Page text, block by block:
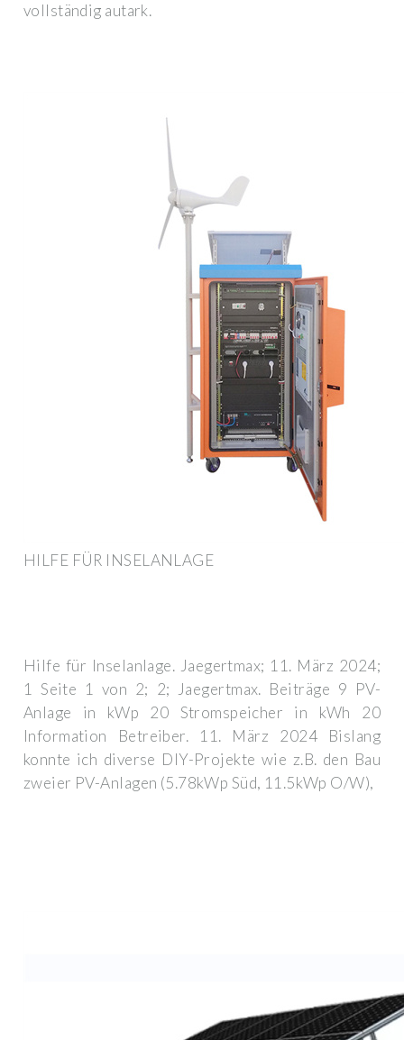
vollständig autark.
HILFE FÜR INSELANLAGE
Hilfe für Inselanlage. Jaegertmax; 11. März 2024;
1 Seite 1 von 2; 2; Jaegertmax. Beiträge 9 PV-
Anlage in kWp 20 Stromspeicher in kWh 20
Information Betreiber. 11. März 2024 Bislang
konnte ich diverse DIY-Projekte wie z.B. den Bau
zweier PV-Anlagen (5.78kWp Süd, 11.5kWp O/W),